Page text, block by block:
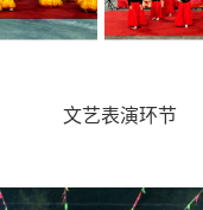
文艺表演环节